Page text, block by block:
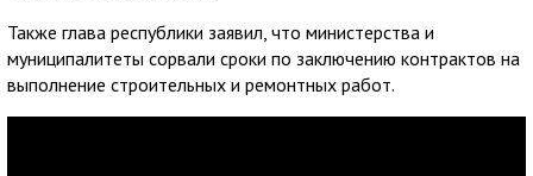
Также глава республики заявил, что министерства и
муниципалитеты сорвали сроки по заключению контрактов на
выполнение строительных и ремонтных работ.